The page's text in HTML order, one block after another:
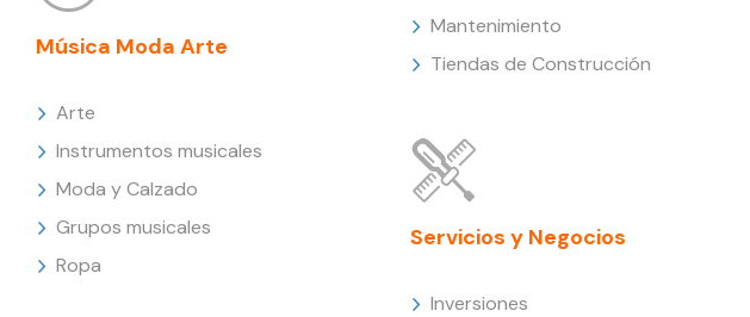
Música Moda Arte
Arte
Instrumentos musicales
Moda y Calzado
Grupos musicales
Ropa
Mantenimiento
Tiendas de Construcción
Servicios y Negocios
Inversiones